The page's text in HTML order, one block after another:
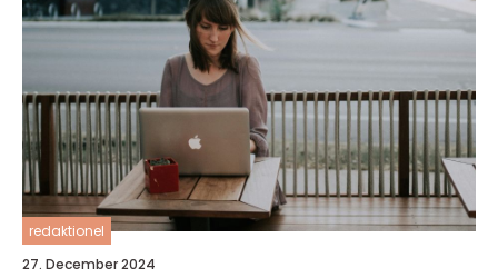
redaktionel
27. December 2024